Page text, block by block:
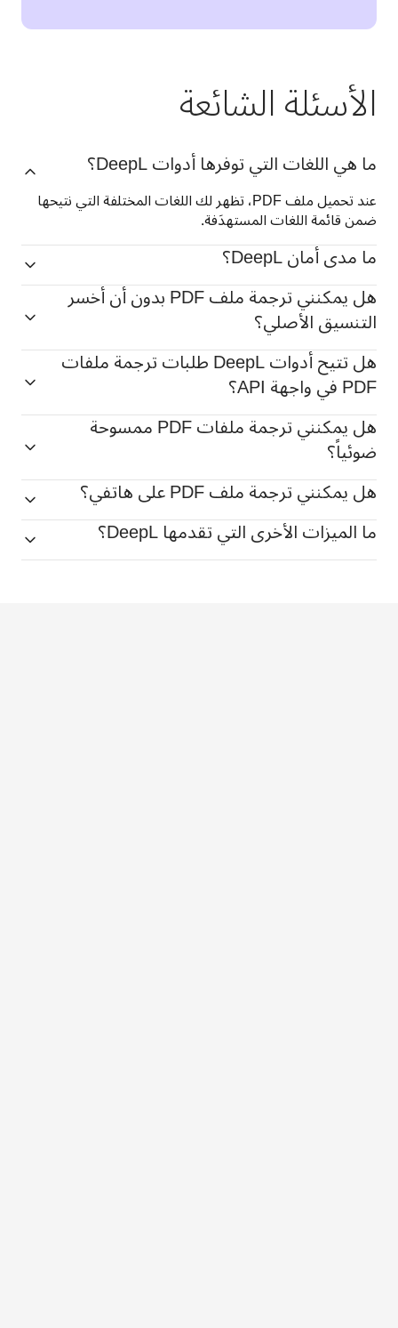
الأسئلة الشائعة
ما هي اللغات التي توفرها أدوات DeepL؟
ضمن قائمة اللغات المستهدَفة.
ما مدى أمان DeepL؟
هل يمكنني ترجمة ملف PDF بدون أن أخسر
التنسيق الأصلي؟
هل تتيح أدوات DeepL طلبات ترجمة ملفات
PDF في واجهة API؟
هل يمكنني ترجمة ملفات PDF ممسوحة
ضوئياً؟
هل يمكنني ترجمة ملف PDF على هاتفي؟
ما الميزات الأخرى التي تقدمها DeepL؟